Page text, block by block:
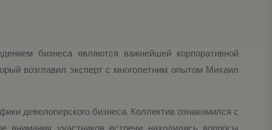
бизнеса являются важнейшей корпоративной
возглавил эксперт с многолетним опытом Михаил
девелоперского бизнеса. Коллектив ознакомился с